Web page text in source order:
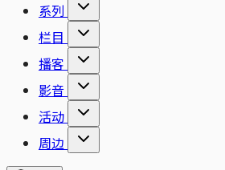
系列
栏目
播客
影音
活动
周边